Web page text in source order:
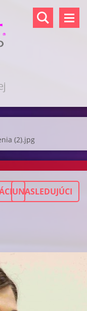
(2).jpg
NASLEDUJÚCI